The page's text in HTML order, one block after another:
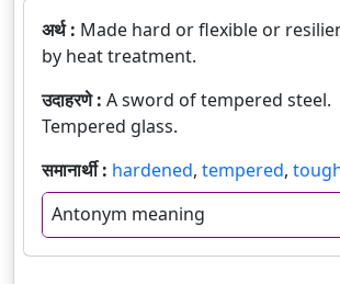
अर्थ : Made hard or flexible or
by heat treatment.
उदाहरणे : A sword of tempered steel.
Tempered glass.
समानार्थी : hardened, tempered,
Antonym meaning